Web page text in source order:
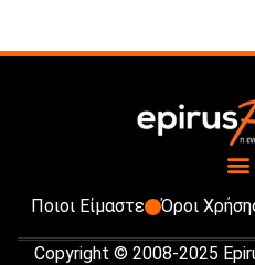
Ποιοι Είμαστε Όροι
Copyright © 2008-2025